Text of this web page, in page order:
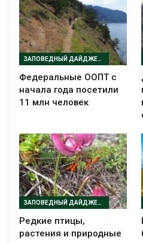
ЗАПОВЕДНЫЙ ДАЙДЖЕСТ
Федеральные ООПТ с
начала года посетили
11 млн человек
ЗАПОВЕДНЫЙ ДАЙДЖЕСТ
Редкие птицы,
растения и природные